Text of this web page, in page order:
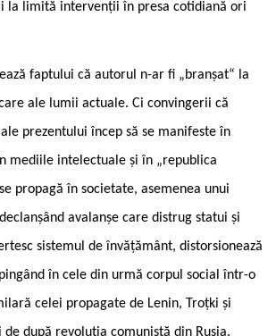
la limită intervenții în presa cotidiană ori
faptului că autorul n-ar fi „branșat“ la
ale lumii actuale. Ci convingerii că
prezentului încep să se manifeste în
mediile intelectuale și în „republica
propagă în societate, asemenea unui
avalanșe care distrug statui și
sistemul de învățământ, distorsionează
în cele din urmă corpul social într-o
celei propagate de Lenin, Troțki și
după revoluția comunistă din Rusia.